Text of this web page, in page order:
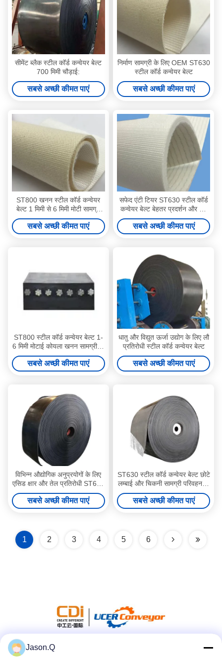
सीमेंट ब्लैक स्टील कॉर्ड कन्वेयर बेल्ट
700 मिमी चौड़ाई:
सबसे अच्छी कीमत पाएं
निर्माण सामग्री के लिए OEM ST630
स्टील कॉर्ड कन्वेयर बेल्ट
सबसे अच्छी कीमत पाएं
ST800 खनन स्टील कॉर्ड कन्वेयर
बेल्ट 1 मिमी से 6 मिमी मोटी सामग्री
विभिन्न उद्योगों में हैंडलिंग
सबसे अच्छी कीमत पाएं
सफेद एंटी टियर ST630 स्टील कॉर्ड
कन्वेयर बेल्ट बेहतर प्रदर्शन और लंबे
समय तक चलने वाला
सबसे अच्छी कीमत पाएं
ST800 स्टील कॉर्ड कन्वेयर बेल्ट 1-
6 मिमी मोटाई कोयला खनन सामग्री के
लिए
सबसे अच्छी कीमत पाएं
धातु और विद्युत ऊर्जा उद्योग के लिए लौ
प्रतिरोधी स्टील कॉर्ड कन्वेयर बेल्ट
सबसे अच्छी कीमत पाएं
विभिन्न औद्योगिक अनुप्रयोगों के लिए
एसिड क्षार और तेल प्रतिरोधी ST630
स्टील कॉर्ड कन्वेयर बेल्ट
सबसे अच्छी कीमत पाएं
ST630 स्टील कॉर्ड कन्वेयर बेल्ट छोटे
लम्बाई और चिकनी सामग्री परिवहन के
लिए अच्छा ट्रॉफ गठन के साथ
सबसे अच्छी कीमत पाएं
1 2 3 4 5 6
Jason.Q